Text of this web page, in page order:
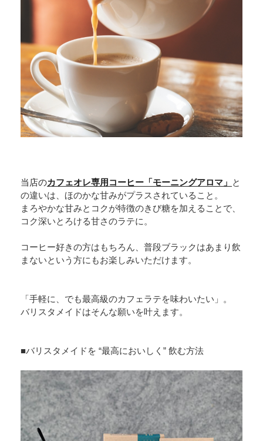
当店のカフェオレ専用コーヒー「モーニングアロマ」 と
の違いは、ほのかな甘みがプラスされていること。
まろやかな甘みとコクが特徴のきび糖を加えることで、
コク深いとろける甘さのラテに。
コーヒー好きの方はもちろん、普段ブラックはあまり飲
まないという方にもお楽しみいただけます。
「手軽に、でも最高級のカフェラテを味わいたい」。
バリスタメイドはそんな願いを叶えます。
■バリスタメイドを “最高においしく” 飲む方法